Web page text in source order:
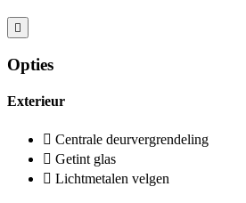
Opties
Exterieur
Centrale deurvergrendeling
Getint glas
Lichtmetalen velgen